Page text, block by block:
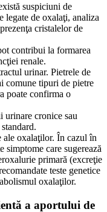
suspiciuni de
legate de oxalaţi, analiza
cristalelor de
contribui la formarea
renale.
urinar. Pietrele de
comune tipuri de pietre
poate confirma o
urinare cronice sau
ale oxalaţilor. În cazul în
simptome care sugerează
primară (excreţie
teste genetice
oxalaţilor.
a aportului de